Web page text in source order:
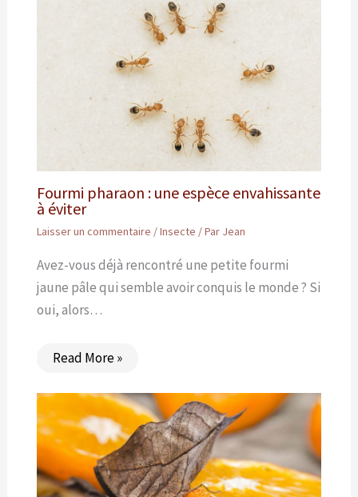
Fourmi pharaon : une espèce envahissante
à éviter
Laisser un commentaire /Insecte / Par Jean
Avez-vous déjà rencontré une petite fourmi
jaune pâle qui semble avoir conquis le monde ? Si
oui, alors…
Read More »